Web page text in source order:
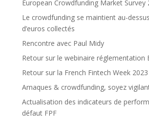
European Crowdfunding Market Survey
Le crowdfunding se maintient au-
d’euros collectés
Rencontre avec Paul Midy
Retour sur le webinaire réglementation
Retour sur la French Fintech Week 2023
Arnaques & crowdfunding, soyez
Actualisation des indicateurs de
défaut FPF